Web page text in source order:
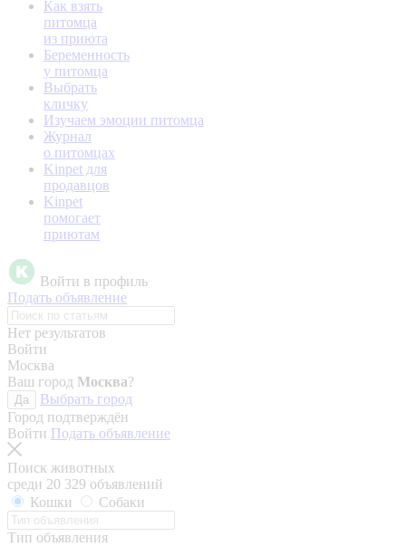
Как взять
питомца
из приюта
Беременность
у питомца
Выбрать
кличку
Изучаем эмоции питомца
Журнал
о питомцах
Kinpet для
продавцов
Kinpet
помогает
приютам
Войти в профиль
Подать объявление
Нет результатов
Войти
Москва
Ваш город Москва?
Да
Выбрать город
Город подтверждён
Войти Подать объявление
Поиск животных
среди 20 329 объявлений
Кошки
Собаки
Тип объявления